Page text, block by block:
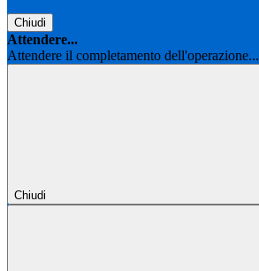
Chiudi
Attendere...
Attendere il completamento dell'operazione...
Chiudi